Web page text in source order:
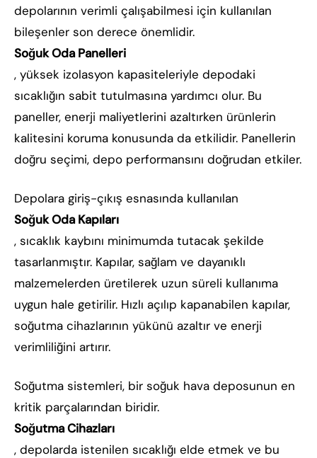
depolarının verimli çalışabilmesi için kullanılan
bileşenler son derece önemlidir.
Soğuk Oda Panelleri
, yüksek izolasyon kapasiteleriyle depodaki
sıcaklığın sabit tutulmasına yardımcı olur. Bu
paneller, enerji maliyetlerini azaltırken ürünlerin
kalitesini koruma konusunda da etkilidir. Panellerin
doğru seçimi, depo performansını doğrudan etkiler.
Depolara giriş-çıkış esnasında kullanılan
Soğuk Oda Kapıları
, sıcaklık kaybını minimumda tutacak şekilde
tasarlanmıştır. Kapılar, sağlam ve dayanıklı
malzemelerden üretilerek uzun süreli kullanıma
uygun hale getirilir. Hızlı açılıp kapanabilen kapılar,
soğutma cihazlarının yükünü azaltır ve enerji
verimliliğini artırır.
Soğutma sistemleri, bir soğuk hava deposunun en
kritik parçalarından biridir.
Soğutma Cihazları
, depolarda istenilen sıcaklığı elde etmek ve bu